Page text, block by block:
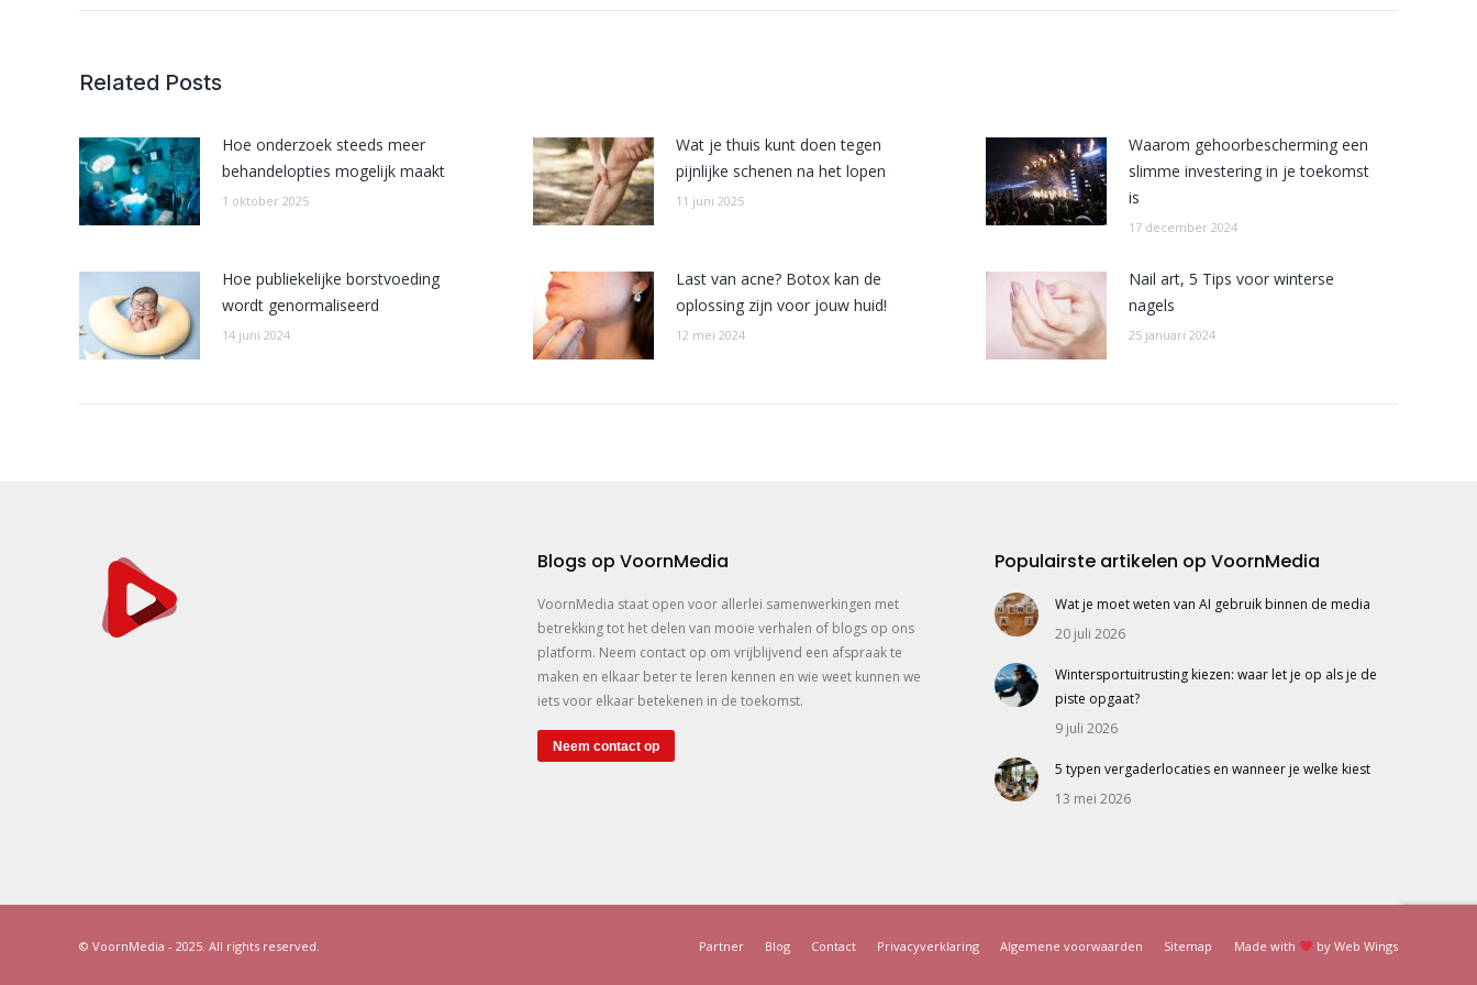
Related Posts
Hoe onderzoek steeds meer
behandelopties mogelijk maakt
1 oktober 2025
Wat je thuis kunt doen tegen
pijnlijke schenen na het lopen
11 juni 2025
Waarom gehoorbescherming een
slimme investering in je toekomst
is
17 december 2024
Hoe publiekelijke borstvoeding
wordt genormaliseerd
14 juni 2024
Last van acne? Botox kan de
oplossing zijn voor jouw huid!
12 mei 2024
Nail art, 5 Tips voor winterse
nagels
25 januari 2024
Blogs op VoornMedia
VoornMedia staat open voor allerlei samenwerkingen met
betrekking tot het delen van mooie verhalen of blogs op ons
platform. Neem contact op om vrijblijvend een afspraak te
maken en elkaar beter te leren kennen en wie weet kunnen we
iets voor elkaar betekenen in de toekomst.
Neem contact op
Populairste artikelen op VoornMedia
Wat je moet weten van AI gebruik binnen de media
20 juli 2026
Wintersportuitrusting kiezen: waar let je op als je de
piste opgaat?
9 juli 2026
5 typen vergaderlocaties en wanneer je welke kiest
13 mei 2026
© VoornMedia - 2025. All rights reserved. Partner Blog Contact Privacyverklaring Algemene voorwaarden Sitemap Made with by Web Wings